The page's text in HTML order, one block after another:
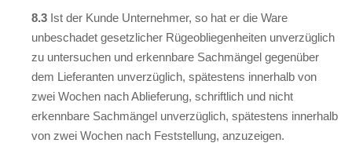
8.3 Ist der Kunde Unternehmer, so hat er die Ware
unbeschadet gesetzlicher Rügeobliegenheiten unverzüglich
zu untersuchen und erkennbare Sachmängel gegenüber
dem Lieferanten unverzüglich, spätestens innerhalb von
zwei Wochen nach Ablieferung, schriftlich und nicht
erkennbare Sachmängel unverzüglich, spätestens innerhalb
von zwei Wochen nach Feststellung, anzuzeigen.